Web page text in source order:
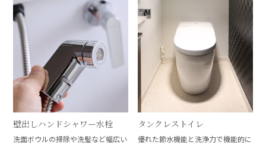
壁出しハンドシャワー水栓
洗面ボウルの掃除や洗髪など幅広い
タンクレストイレ
優れた節水機能と洗浄力で機能的に